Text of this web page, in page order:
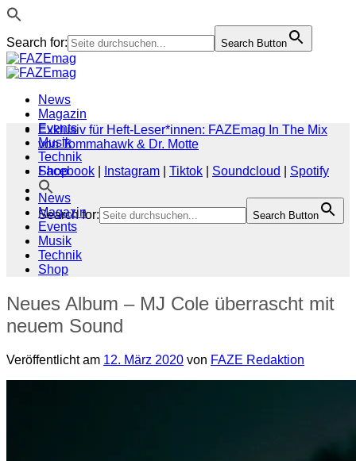
Search for: Search Button
Zum
Inhalt
News
Magazin
Events
Musik
Technik
Shop
Search for: Search Button
Exklusiv für Heft-Leser*innen: FAZEmag In The Mix
von Tommahawk & Dr. Motte
Facebook
Instagram Tiktok Soundcloud
Spotify
News
Magazin
Events
Musik
Technik
Shop
Neues Album – MJ Cole überrascht mit
neuem Sound
Veröffentlicht am 12. März 2020 von FAZE Redaktion